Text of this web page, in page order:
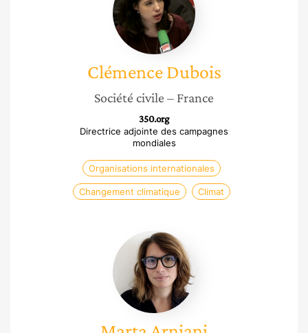
Clémence Dubois
Société civile – France
350.org
Directrice adjointe des campagnes
mondiales
Organisations internationales
Changement climatique Climat
Marta
Arniani